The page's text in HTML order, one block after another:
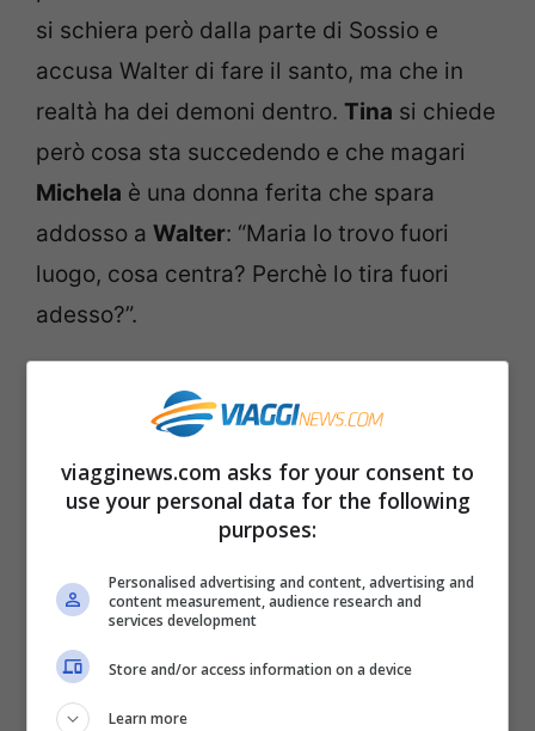
si schiera però dalla parte di Sossio e
accusa Walter di fare il santo, ma che in
realtà ha dei demoni dentro. Tina si chiede
però cosa sta succedendo e che magari
Michela è una donna ferita che spara
addosso a Walter: “Maria lo trovo fuori
luogo, cosa centra? Perchè lo tira fuori
adesso?”.
Ovviamente nello
viagginews.com asks for your consent to
use your personal data for the following
purposes:
Personalised advertising and content, advertising and
content measurement, audience research and
services development
Store and/or access information on a device
Learn more